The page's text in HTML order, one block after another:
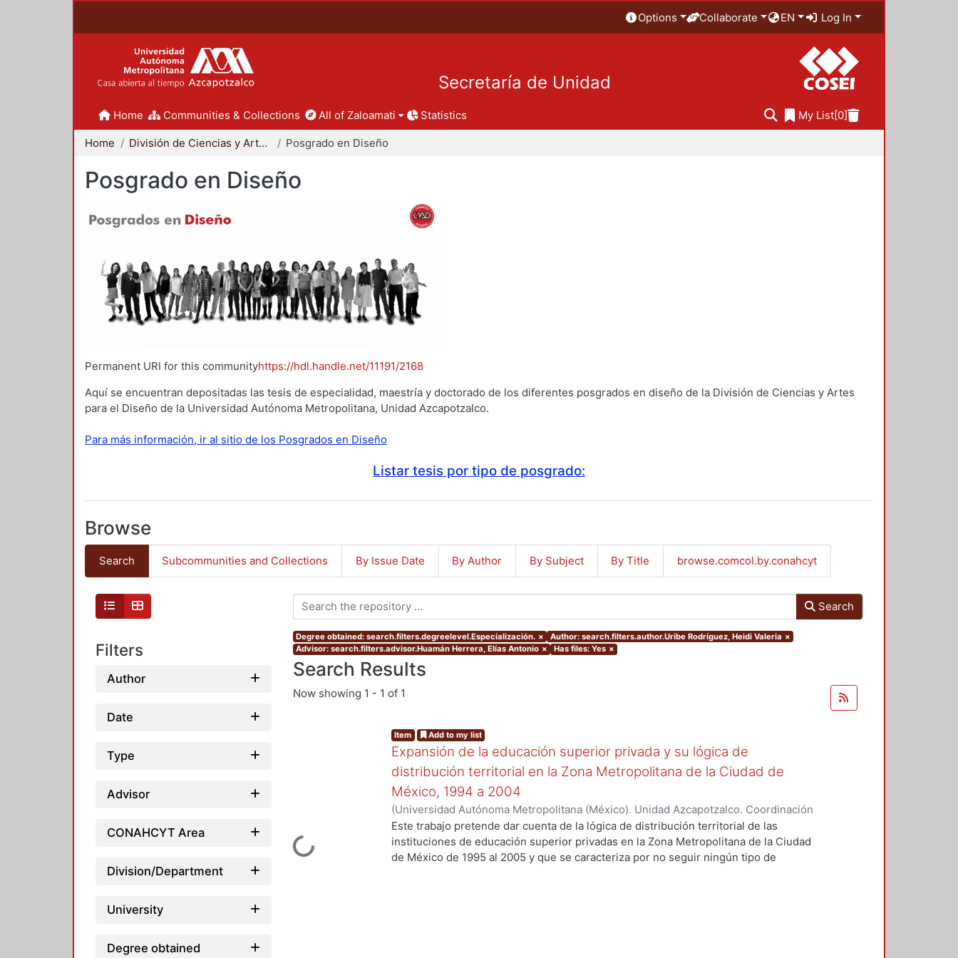
Options Collaborate EN Log In
Secretaría de Unidad
Home Communities & Collections All of Zaloamati Statistics My List[0]
Home División de Ciencias y Artes para el Diseño Posgrado en Diseño
Posgrado en Diseño
Permanent URI for this communityhttps://hdl.handle.net/11191/2168
Aquí se encuentran depositadas las tesis de especialidad, maestría y doctorado de los diferentes posgrados en diseño de la División de Ciencias y Artes
para el Diseño de la Universidad Autónoma Metropolitana, Unidad Azcapotzalco.
Para más información, ir al sitio de los Posgrados en Diseño
Listar tesis por tipo de posgrado:
Browse
Search Subcommunities and Collections By Issue Date By Author By Subject By Title browse.comcol.by.conahcyt
Filters
Author
Date
Type
Advisor
CONAHCYT Area
Division/Department
University
Degree obtained
Search
Degree obtained: search.filters.degreelevel.Especialización. × Author: search.filters.author.Uribe Rodríguez, Heidi Valeria ×
Advisor: search.filters.advisor.Huamán Herrera, Elías Antonio × Has files: Yes ×
Search Results
Now showing 1 - 1 of 1
Loading...
Item Add to my list
Expansión de la educación superior privada y su lógica de
distribución territorial en la Zona Metropolitana de la Ciudad de
México, 1994 a 2004
(Universidad Autónoma Metropolitana (México). Unidad Azcapotzalco. Coordinación
de Servicios de Información.,2001-05)Uribe Rodríguez, Heidi Valeria
Este trabajo pretende dar cuenta de la lógica de distribución territorial de las
instituciones de educación superior privadas en la Zona Metropolitana de la Ciudad
de México de 1995 al 2005 y que se caracteriza por no seguir ningún tipo de